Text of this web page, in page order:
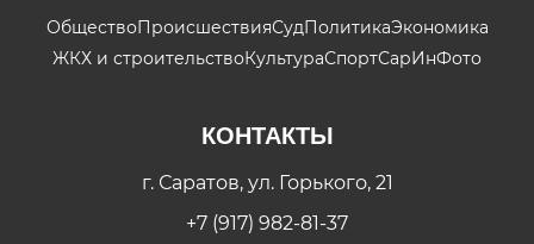
ОбществоПроисшествияСудПолитикаЭкономика
ЖКХ и строительствоКультураСпортСарИнФото
КОНТАКТЫ
г. Саратов, ул. Горького, 21
+7 (917) 982-81-37